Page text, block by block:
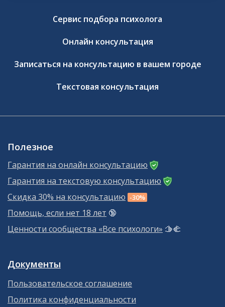
Сервис подбора психолога
Онлайн консультация
Записаться на консультацию в вашем городе
Текстовая консультация
Полезное
Гарантия на онлайн консультацию
Гарантия на текстовую консультацию
Скидка 30% на консультацию -30%
Помощь, если нет 18 лет 🔞
Ценности сообщества «Все психологи» 🫱‍🫲
Документы
Пользовательское соглашение
Политика конфиденциальности